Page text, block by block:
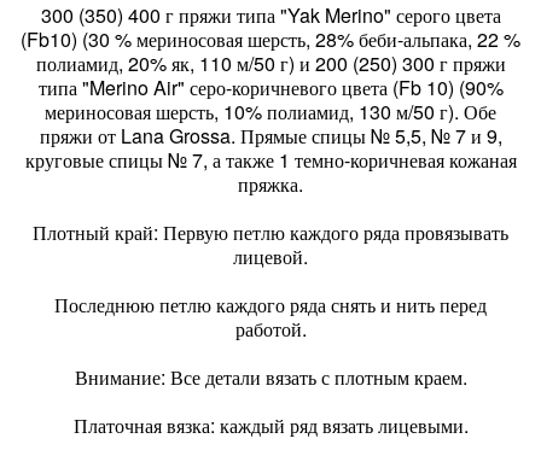
300 (350) 400 г пряжи типа "Yak Merino" серого цвета
(Fb10) (30 % мериносовая шерсть, 28% беби-альпака, 22 %
полиамид, 20% як, 110 м/50 г) и 200 (250) 300 г пряжи
типа "Merino Air" серо-коричневого цвета (Fb 10) (90%
мериносовая шерсть, 10% полиамид, 130 м/50 г). Обе
пряжи от Lana Grossa. Прямые спицы № 5,5, № 7 и 9,
круговые спицы № 7, а также 1 темно-коричневая кожаная
пряжка.
Плотный край: Первую петлю каждого ряда провязывать
лицевой.
Последнюю петлю каждого ряда снять и нить перед
работой.
Внимание: Все детали вязать с плотным краем.
Платочная вязка: каждый ряд вязать лицевыми.